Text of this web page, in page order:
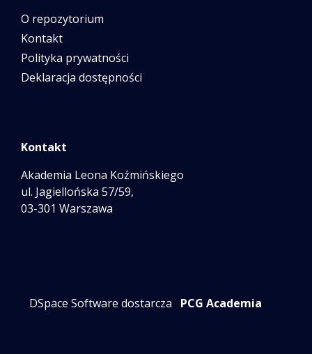
O repozytorium
Kontakt
Polityka prywatności
Deklaracja dostępności
Kontakt
Akademia Leona Koźmińskiego
ul. Jagiellońska 57/59,
03-301 Warszawa
DSpace Software dostarcza PCG Academia